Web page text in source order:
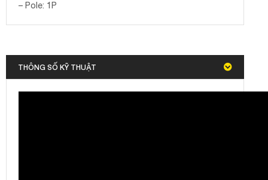
– Pole: 1P
THÔNG SỐ KỸ THUẬT